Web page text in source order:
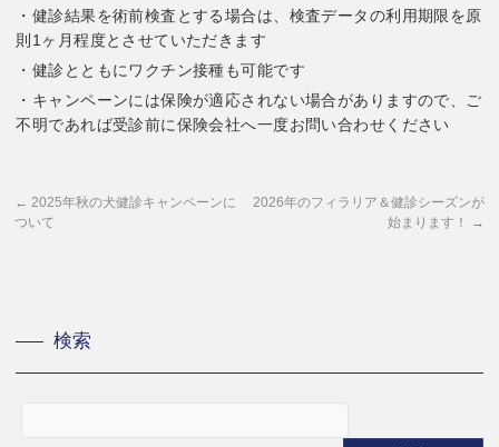
・健診結果を術前検査とする場合は、検査データの利用期限を原
則1ヶ月程度とさせていただきます
・健診とともにワクチン接種も可能です
・キャンペーンには保険が適応されない場合がありますので、ご
不明であれば受診前に保険会社へ一度お問い合わせください
← 2025年秋の犬健診キャンペーンに
ついて
2026年のフィラリア＆健診シーズンが
始まります！
→
検索